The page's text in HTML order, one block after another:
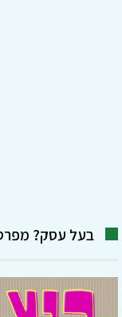
בעל עסק?